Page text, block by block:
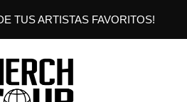
TUS ARTISTAS FAVORITOS!